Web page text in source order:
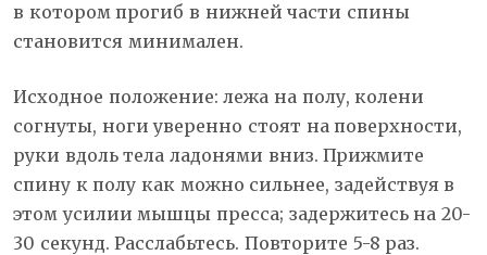
в котором прогиб в нижней части спины
становится минимален.
Исходное положение: лежа на полу, колени
согнуты, ноги уверенно стоят на поверхности,
руки вдоль тела ладонями вниз. Прижмите
спину к полу как можно сильнее, задействуя в
этом усилии мышцы пресса; задержитесь на 20-
30 секунд. Расслабьтесь. Повторите 5-8 раз.